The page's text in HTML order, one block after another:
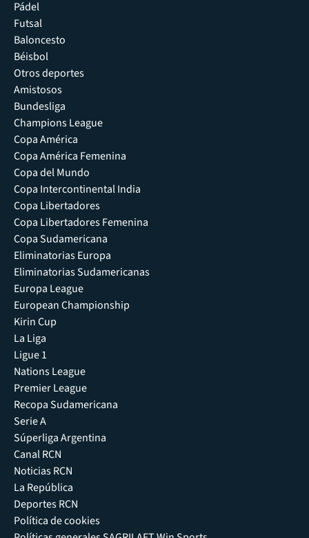
Pádel
Futsal
Baloncesto
Béisbol
Otros deportes
Amistosos
Bundesliga
Champions League
Copa América
Copa América Femenina
Copa del Mundo
Copa Intercontinental India
Copa Libertadores
Copa Libertadores Femenina
Copa Sudamericana
Eliminatorias Europa
Eliminatorias Sudamericanas
Europa League
European Championship
Kirin Cup
La Liga
Ligue 1
Nations League
Premier League
Recopa Sudamericana
Serie A
Súperliga Argentina
Canal RCN
Noticias RCN
La República
Deportes RCN
Política de cookies